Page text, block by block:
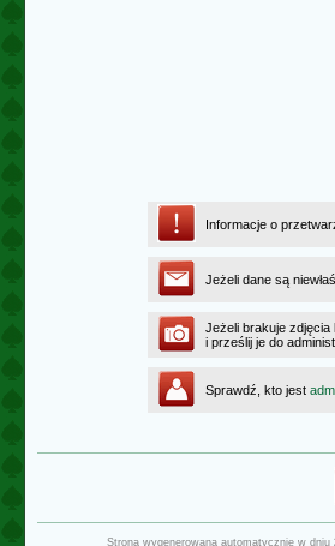
Informacje o
Jeżeli dane są
Jeżeli brakuje zdjęcia
i prześlij je do
Sprawdź, kto jest
Strona wygenerowana automatycznie w dniu